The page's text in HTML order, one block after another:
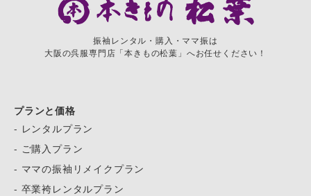
振袖レンタル・購入・ママ振は
大阪の呉服専門店「本きもの松葉」へお任せください！
プランと価格
- レンタルプラン
- ご購入プラン
- ママの振袖リメイクプラン
- 卒業袴レンタルプラン